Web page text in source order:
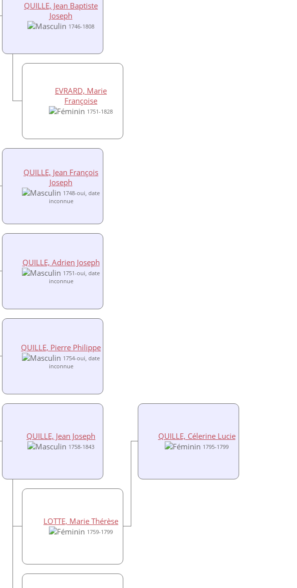
QUILLE, Jean Baptiste
Joseph
1746-1808
EVRARD, Marie
Françoise
1751-1828
QUILLE, Jean François
Joseph
1748-oui, date
inconnue
QUILLE, Adrien Joseph
1751-oui, date
inconnue
QUILLE, Pierre Philippe
1754-oui, date
inconnue
QUILLE, Célerine Lucie
1795-1799
QUILLE, Jean Joseph
1758-1843
LOTTE, Marie Thérèse
1759-1799